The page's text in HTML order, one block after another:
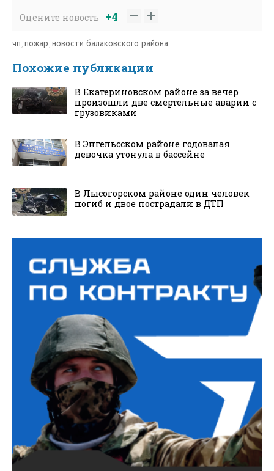
Оцените новость +4
чп,пожар,новости балаковского района
Похожие публикации
В Екатериновском районе за вечер
произошли две смертельные аварии с
грузовиками
В Энгельсском районе годовалая
девочка утонула в бассейне
В Лысогорском районе один человек
погиб и двое пострадали в ДТП